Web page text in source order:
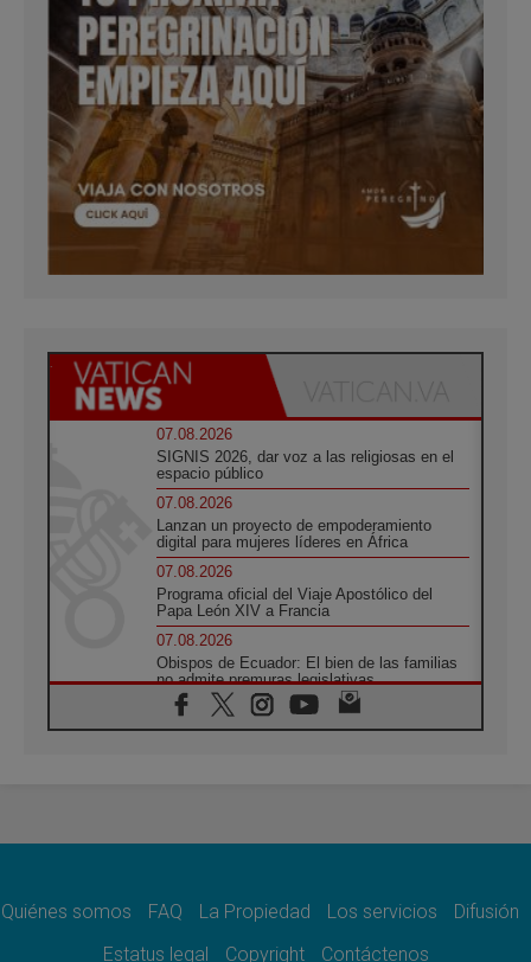
07.08.2026
SIGNIS 2026, dar voz a las religiosas en el
espacio público
07.08.2026
Lanzan un proyecto de empoderamiento
digital para mujeres líderes en África
07.08.2026
Programa oficial del Viaje Apostólico del
Papa León XIV a Francia
07.08.2026
Obispos de Ecuador: El bien de las familias
no admite premuras legislativas
06.08.2026
Cardenal Parolin: La paz comienza con la
06.08.2026
06.08.2026
«Hoy nos sentimos Iglesia»
Quiénes somos FAQ La Propiedad Los servicios
Difusión
Estatus legal
Copyright Contáctenos